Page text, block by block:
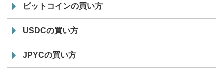
ビットコインの買い方
USDCの買い方
JPYCの買い方